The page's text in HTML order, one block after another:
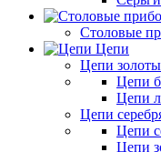
Столовые
Цепи
Цепи
Цепи
Цепи
Цепи
Цепи
Цепи